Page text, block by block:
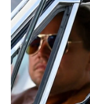
พีโอนี โลผู้จัดกา
การบินคาเธ่ย์ แป
ยิ่งที่ได้เปิดตัวโค
กรุงเทพฯ ร่วมกับ
คาเธ่ย์ แปซิฟิค
การเปลี่ยนแปลง